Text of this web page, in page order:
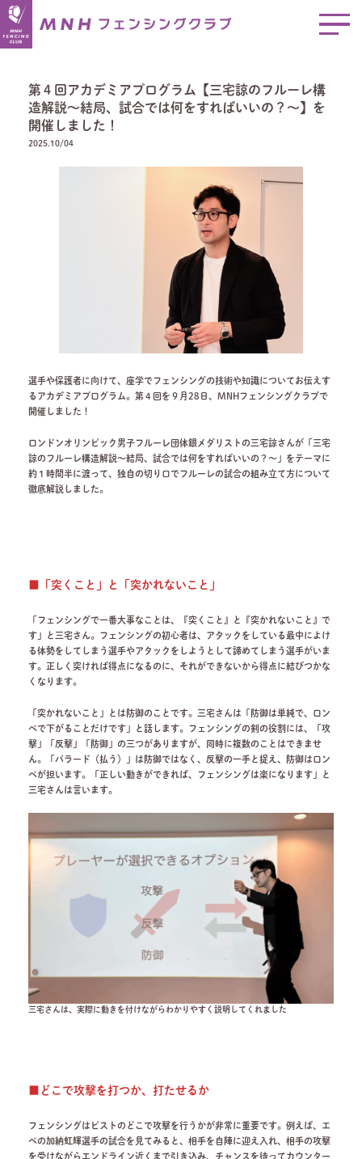
第４回アカデミアプログラム【三宅諒のフルーレ構
造解説～結局、試合では何をすればいいの？～】を
開催しました！
2025.10/04
選手や保護者に向けて、座学でフェンシングの技術や知識についてお伝えす
るアカデミアプログラム。第４回を９月28日、MNHフェンシングクラブで
開催しました！
ロンドンオリンピック男子フルーレ団体銀メダリストの三宅諒さんが「三宅
諒のフルーレ構造解説～結局、試合では何をすればいいの？～」をテーマに
約１時間半に渡って、独自の切り口でフルーレの試合の組み立て方について
徹底解説しました。
■「突くこと」と「突かれないこと」
「フェンシングで一番大事なことは、『突くこと』と『突かれないこと』で
す」と三宅さん。フェンシングの初心者は、アタックをしている最中によけ
る体勢をしてしまう選手やアタックをしようとして諦めてしまう選手がいま
す。正しく突ければ得点になるのに、それができないから得点に結びつかな
くなります。
「突かれないこと」とは防御のことです。三宅さんは「防御は単純で、ロン
ペで下がることだけです」と話します。フェンシングの剣の役割には、「攻
撃」「反撃」「防御」の三つがありますが、同時に複数のことはできませ
ん。「パラード（払う）」は防御ではなく、反撃の一手と捉え、防御はロン
ペが担います。「正しい動きができれば、フェンシングは楽になります」と
三宅さんは言います。
三宅さんは、実際に動きを付けながらわかりやすく説明してくれました
■どこで攻撃を打つか、打たせるか
フェンシングはピストのどこで攻撃を行うかが非常に重要です。例えば、エ
ペの加納虹輝選手の試合を見てみると、相手を自陣に迎え入れ、相手の攻撃
を受けながらエンドライン近くまで引き込み、チャンスを待ってカウンター